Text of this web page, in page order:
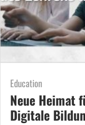
Education
Neue Heimat
Digitale